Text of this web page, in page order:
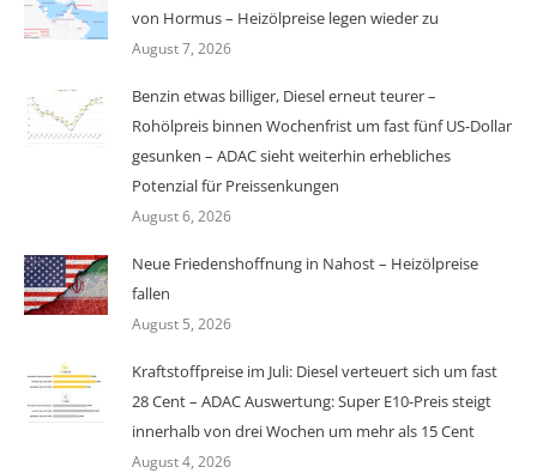
von Hormus – Heizölpreise legen wieder zu
August 7, 2026
Benzin etwas billiger, Diesel erneut teurer –
Rohölpreis binnen Wochenfrist um fast fünf US-Dollar
gesunken – ADAC sieht weiterhin erhebliches
Potenzial für Preissenkungen
August 6, 2026
Neue Friedenshoffnung in Nahost – Heizölpreise
fallen
August 5, 2026
Kraftstoffpreise im Juli: Diesel verteuert sich um fast
28 Cent – ADAC Auswertung: Super E10-Preis steigt
innerhalb von drei Wochen um mehr als 15 Cent
August 4, 2026